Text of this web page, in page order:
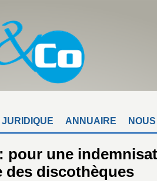
JURIDIQUE ANNUAIRE
pour une
des discothèques